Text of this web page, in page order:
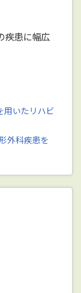
疾患に幅広
用いたリハビ
外科疾患を